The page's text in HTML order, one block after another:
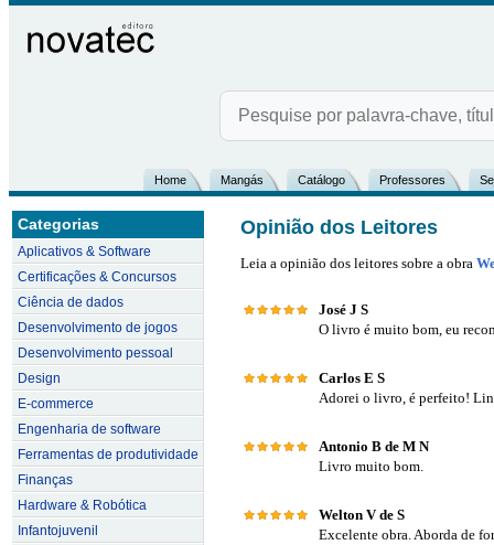
Home Mangás Catálogo Professores
Categorias
Aplicativos & Software
Certificações & Concursos
Ciência de dados
Desenvolvimento de jogos
Desenvolvimento pessoal
Design
E-commerce
Engenharia de software
Ferramentas de produtividade
Finanças
Hardware & Robótica
Infantojuvenil
Opinião dos Leitores
Leia a opinião dos leitores sobre a obra
José J S
O livro é muito bom, eu
Carlos E S
Adorei o livro, é perfeito!
Antonio B de M N
Livro muito bom.
Welton V de S
Excelente obra. Aborda de